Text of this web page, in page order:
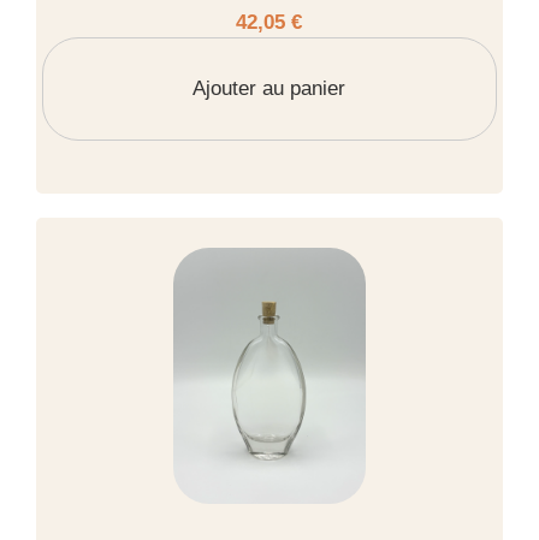
42,05 €
Ajouter au panier